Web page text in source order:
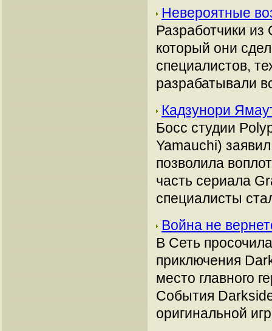
Невероятные
Разработчики
который они
специалистов,
разрабатывали
Кадзунори
Босс студии
Yamauchi)
позволила
часть сериала
специалисты
Война не
В Сеть
приключения
место главного
События
оригинальной